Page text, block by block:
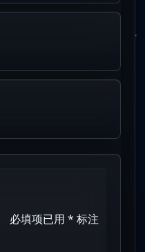
必填项已用 * 标注